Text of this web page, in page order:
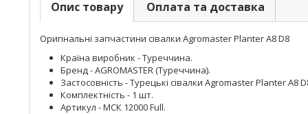
Опис товару Оплата та доставка
Оригінальні запчастини сівалки Agromaster Planter A8 D8
Країна виробник - Туреччина.
Бренд - AGROMASTER (Туреччина).
Застосовність - Турецькі сівалки Agromaster Planter A8
Комплектність - 1 шт.
Артикул - МСК 12000 Full.